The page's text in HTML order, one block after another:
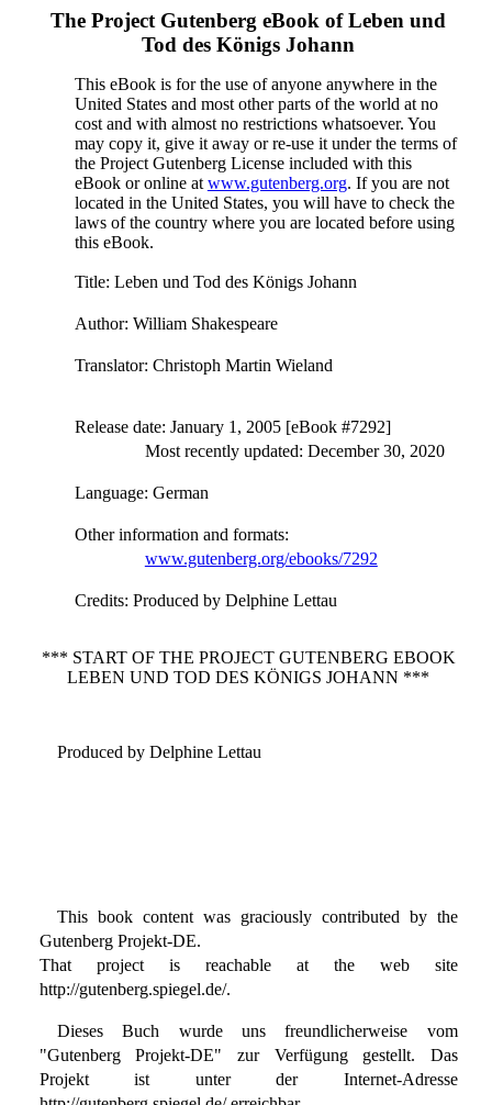
The Project Gutenberg eBook ofLeben und
Tod des Königs Johann
This eBook is for the use of anyone anywhere in the
United States and most other parts of the world at no
cost and with almost no restrictions whatsoever. You
may copy it, give it away or re-use it under the terms of
the Project Gutenberg License included with this
eBook or online at www.gutenberg.org. If you are not
located in the United States, you will have to check the
laws of the country where you are located before using
this eBook.
Title: Leben und Tod des Königs Johann
Author: William Shakespeare
Translator: Christoph Martin Wieland
Release date: January 1, 2005 [eBook #7292]
Most recently updated: December 30, 2020
Language: German
Other information and formats:
www.gutenberg.org/ebooks/7292
Credits: Produced by Delphine Lettau
*** START OF THE PROJECT GUTENBERG EBOOK
LEBEN UND TOD DES KÖNIGS JOHANN ***
Produced by Delphine Lettau
This book content was graciously contributed by the
Gutenberg Projekt-DE.
That project is reachable at the web site
http://gutenberg.spiegel.de/.
Dieses Buch wurde uns freundlicherweise vom
"Gutenberg Projekt-DE" zur Verfügung gestellt. Das
Projekt ist unter der Internet-Adresse